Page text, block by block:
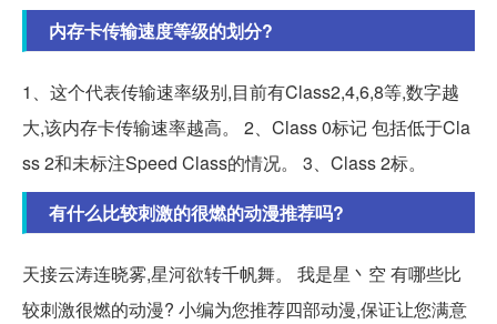
内存卡传输速度等级的划分?
1、这个代表传输速率级别,目前有Class2,4,6,8等,数字越
大,该内存卡传输速率越高。 2、Class 0标记 包括低于Cla
ss 2和未标注Speed Class的情况。 3、Class 2标。
有什么比较刺激的很燃的动漫推荐吗?
天接云涛连晓雾,星河欲转千帆舞。 我是星丶空 有哪些比
较刺激很燃的动漫? 小编为您推荐四部动漫,保证让您满意